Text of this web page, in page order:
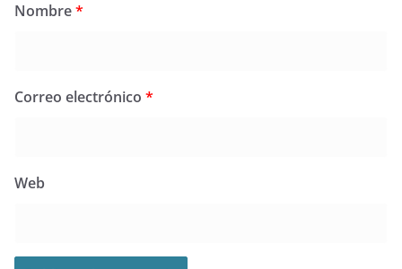
Nombre*
Correo electrónico *
Web